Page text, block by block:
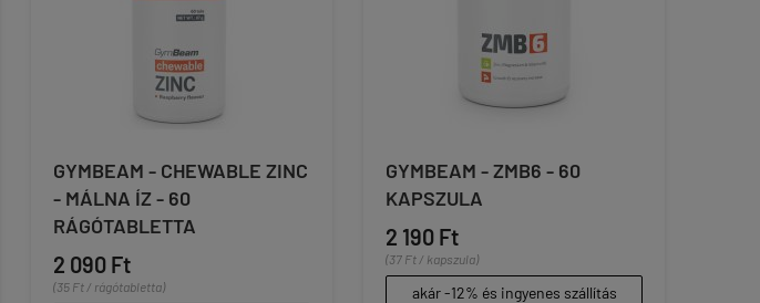
GYMBEAM - CHEWABLE ZINC
- MÁLNA ÍZ - 60
RÁGÓTABLETTA
2 090 Ft
(35 Ft / rágótabletta)
GYMBEAM - ZMB6 - 60
KAPSZULA
2 190 Ft
(37 Ft / kapszula)
akár -12% és ingyenes szállítás